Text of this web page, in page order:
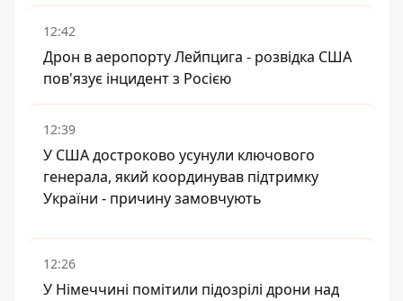
12:42
Дрон в аеропорту Лейпцига - розвідка США
пов'язує інцидент з Росією
12:39
У США достроково усунули ключового
генерала, який координував підтримку
України - причину замовчують
12:26
У Німеччині помітили підозрілі дрони над